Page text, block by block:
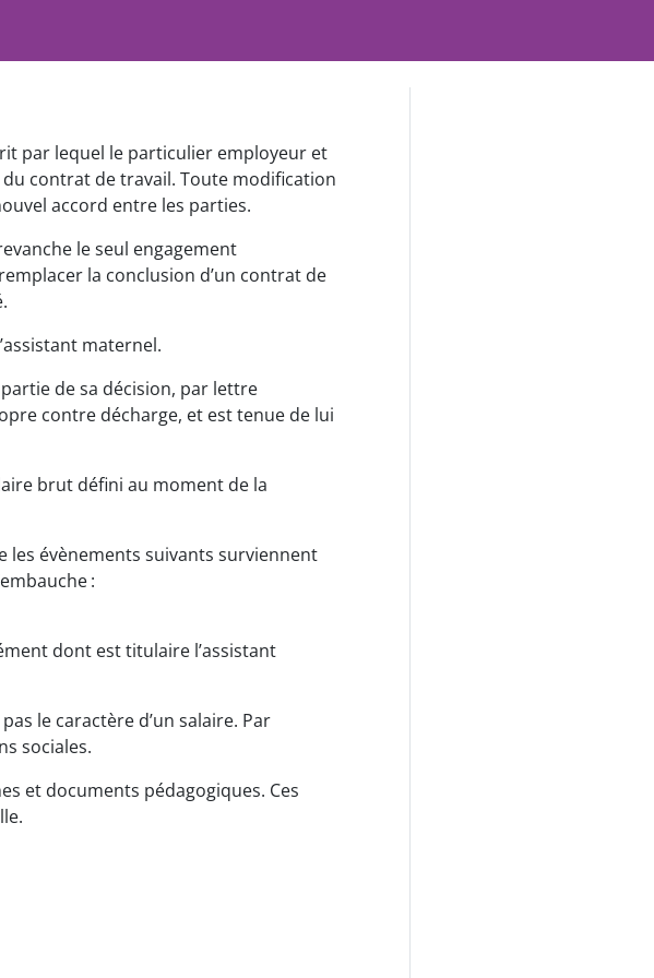
par lequel le particulier employeur et
contrat de travail. Toute modification
accord entre les parties.
le seul engagement
la conclusion d’un contrat de
maternel.
de sa décision, par lettre
contre décharge, et est tenue de lui
brut défini au moment de la
les évènements suivants surviennent
:
dont est titulaire l’assistant
le caractère d’un salaire. Par
sociales.
et documents pédagogiques. Ces